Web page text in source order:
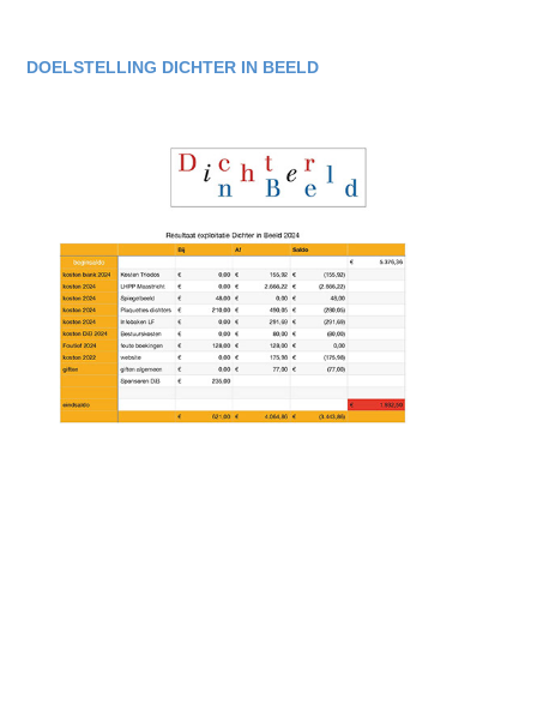
DOELSTELLING DICHTER IN BEELD